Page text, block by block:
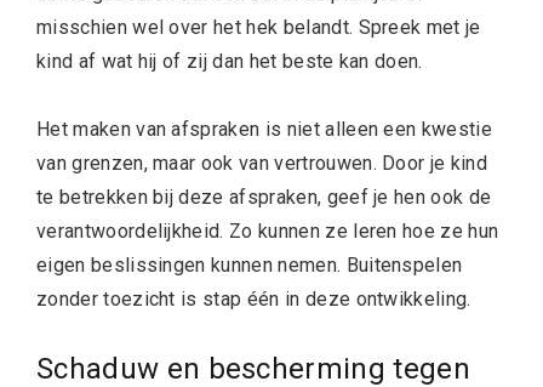
misschien wel over het hek belandt. Spreek met je
kind af wat hij of zij dan het beste kan doen.
Het maken van afspraken is niet alleen een kwestie
van grenzen, maar ook van vertrouwen. Door je kind
te betrekken bij deze afspraken, geef je hen ook de
verantwoordelijkheid. Zo kunnen ze leren hoe ze hun
eigen beslissingen kunnen nemen. Buitenspelen
zonder toezicht is stap één in deze ontwikkeling.
Schaduw en bescherming tegen